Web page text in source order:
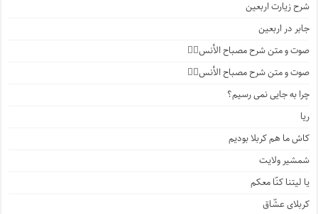
شرح زیارت اربعین
جابر در اربعین
صوت و متن شرح مصباح الأنس۴️⃣
صوت و متن شرح مصباح الأنس۳️⃣
چرا به جایی نمی رسیم؟
ریا
کاش ما هم کربلا بودیم
شمشیر ولایت
یا لیتنا کنّا معکم
کربلای عشّاق